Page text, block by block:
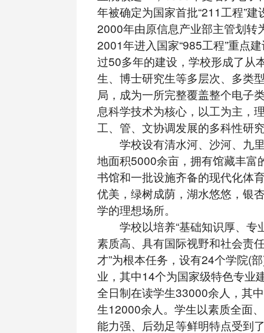
年被确定为国家首批“211工程”
2000年由原信息产业部主管划转
2001年进入国家“985工程”重点
过50多年的建设，学校形成了从
生、博士研究生等多层次、多类
局，成为一所完整覆盖整个电子
息科学技术为核心，以工为主，
工、管、文协调发展的多科性研
学校设有清水河、沙河、九
地面积5000余亩，拥有馆藏丰富
书馆和一批设施齐备的现代化体
优美，绿树成荫，湖水悠悠，银
学的理想场所。
学校以培养“基础知识厚、专
素质高、具有国际视野和社会责
才”为根本任务，设有24个学院(
业，其中14个为国家级特色专业
全日制在读学生33000余人，其
生12000余人。学生以素质全面
能力强、后劲足等鲜明特点受到